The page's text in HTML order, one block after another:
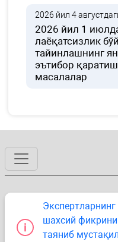
2026 йил 4
2026 йил 1
лаёқатсизлик
тайинлашнинг
эътибор
масалалар
шахсий фикрини
таяниб